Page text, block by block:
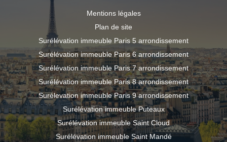
Mentions légales
Plan de site
Surélévation immeuble Paris 5 arrondissement
Surélévation immeuble Paris 6 arrondissement
Surélévation immeuble Paris 7 arrondissement
Surélévation immeuble Paris 8 arrondissement
Surélevation immeuble Paris 9 arrondissement
Surélévation immeuble Puteaux
Surélévation immeuble Saint Cloud
Surélévation immeuble Saint Mandé